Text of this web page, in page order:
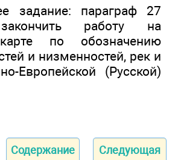
задание: параграф 27
работу на
по обозначению
и низменностей, рек и
Европейской (Русской)
Содержание Следующая